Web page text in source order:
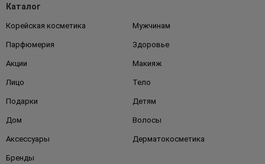
Каталог
Корейская косметика Мужчинам
Парфюмерия Здоровье
Акции Макияж
Лицо Тело
Подарки Детям
Дом Волосы
Аксессуары Дерматокосметика
Бренды